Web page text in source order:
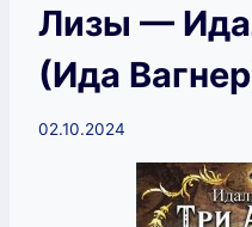
Лизы —
(Ида
02.10.2024